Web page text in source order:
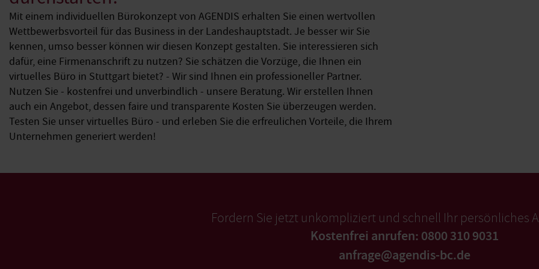
Mit einem individuellen Bürokonzept von AGENDIS erhalten Sie einen wertvollen
Wettbewerbsvorteil für das Business in der Landeshauptstadt. Je besser wir Sie
kennen, umso besser können wir diesen Konzept gestalten. Sie interessieren sich
dafür, eine Firmenanschrift zu nutzen? Sie schätzen die Vorzüge, die Ihnen ein
virtuelles Büro in Stuttgart bietet? - Wir sind Ihnen ein professioneller Partner.
Nutzen Sie - kostenfrei und unverbindlich - unsere Beratung. Wir erstellen Ihnen
auch ein Angebot, dessen faire und transparente Kosten Sie überzeugen werden.
Testen Sie unser virtuelles Büro - und erleben Sie die erfreulichen Vorteile, die Ihrem
Unternehmen generiert werden!
Fordern Sie jetzt unkompliziert und schnell Ihr persönliches
Kostenfrei anrufen: 0800 310 9031
anfrage@agendis-bc.de